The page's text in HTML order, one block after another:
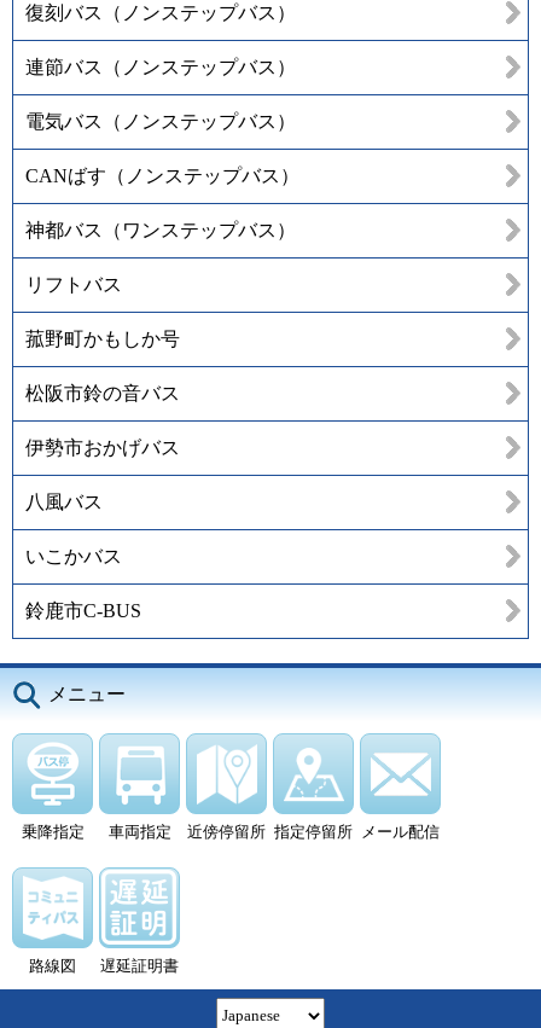
復刻バス（ノンステップバス）
連節バス（ノンステップバス）
電気バス（ノンステップバス）
CANばす（ノンステップバス）
神都バス（ワンステップバス）
リフトバス
菰野町かもしか号
松阪市鈴の音バス
伊勢市おかげバス
八風バス
いこかバス
鈴鹿市C-BUS
メニュー
乗降指定 車両指定 近傍停留所 指定停留所 メール配信
路線図 遅延証明書